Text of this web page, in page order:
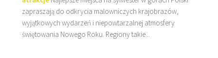
zapraszają do odkrycia malowniczych krajobrazów,
wyjątkowych wydarzeń i niepowtarzalnej atmosfery
świętowania Nowego Roku. Regiony takie...